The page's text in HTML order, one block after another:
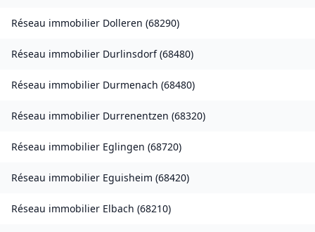
Réseau immobilier Dolleren (68290)
Réseau immobilier Durlinsdorf(68480)
Réseau immobilier Durmenach (68480)
Réseau immobilier Durrenentzen (68320)
Réseau immobilier Eglingen (68720)
Réseau immobilier Eguisheim (68420)
Réseau immobilier Elbach (68210)